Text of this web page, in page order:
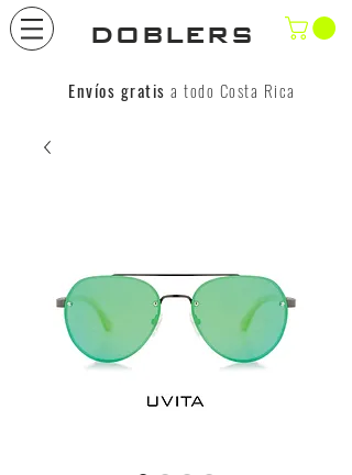
DOBLERS
Envíos gratis a todo Costa Rica